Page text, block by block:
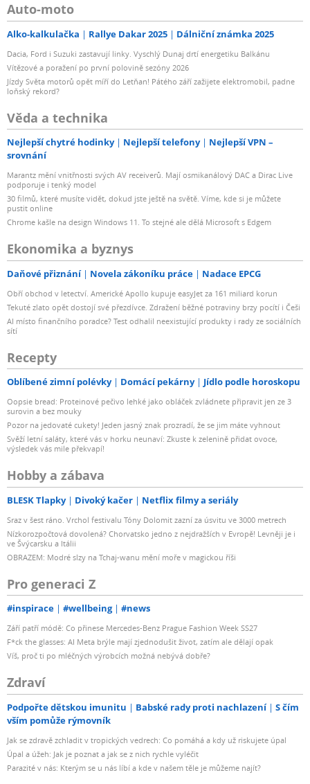
Auto-moto
Alko-kalkulačka Rallye Dakar 2025 Dálniční známka 2025
Dacia, Ford i Suzuki zastavují linky. Vyschlý Dunaj drtí energetiku Balkánu
Vítězové a poražení po první polovině sezóny 2026
Jízdy Světa motorů opět míří do Letňan! Pátého září zažijete elektromobil, padne
loňský rekord?
Věda a technika
Nejlepší chytré hodinky Nejlepší telefony
Nejlepší VPN –
srovnání
Marantz mění vnitřnosti svých AV receiverů. Mají osmikanálový DAC a Dirac Live
podporuje i tenký model
30 filmů, které musíte vidět, dokud jste ještě na světě. Víme, kde si je můžete
pustit online
Chrome kašle na design Windows 11. To stejné ale dělá Microsoft s Edgem
Ekonomika a byznys
Daňové přiznání Novela zákoníku práce Nadace EPCG
Obří obchod v letectví. Americké Apollo kupuje easyJet za 161 miliard korun
Tekuté zlato opět dostojí své přezdívce. Zdražení běžné potraviny brzy pocítí i Češi
AI místo finančního poradce? Test odhalil neexistující produkty i rady ze sociálních
sítí
Recepty
Oblíbené zimní polévky Domácí pekárny Jídlo podle horoskopu
Oopsie bread: Proteinové pečivo lehké jako obláček zvládnete připravit jen ze 3
surovin a bez mouky
Pozor na jedovaté cukety! Jeden jasný znak prozradí, že se jim máte vyhnout
Svěží letní saláty, které vás v horku neunaví: Zkuste k zelenině přidat ovoce,
výsledek vás mile překvapí!
Hobby a zábava
BLESK Tlapky Divoký kačer Netflix filmy a seriály
Sraz v šest ráno. Vrchol festivalu Tóny Dolomit zazní za úsvitu ve 3000 metrech
Nízkorozpočtová dovolená? Chorvatsko jedno z nejdražších v Evropě! Levněji je i
ve Švýcarsku a Itálii
OBRAZEM: Modré slzy na Tchaj-wanu mění moře v magickou říši
Pro generaci Z
#inspirace #wellbeing #news
Září patří módě: Co přinese Mercedes-Benz Prague Fashion Week SS27
F*ck the glasses: AI Meta brýle mají zjednodušit život, zatím ale dělají opak
Víš, proč ti po mléčných výrobcích možná nebývá dobře?
Zdraví
Podpořte dětskou imunitu Babské rady proti nachlazení
S čím
vším pomůže rýmovník
Jak se zdravě zchladit v tropických vedrech: Co pomáhá a kdy už riskujete úpal
Úpal a úžeh: Jak je poznat a jak se z nich rychle vyléčit
Parazité v nás: Kterým se u nás líbí a kde v našem těle je můžeme najít?